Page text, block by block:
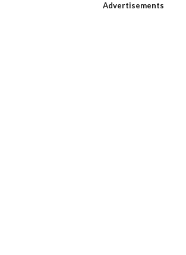
Advertisements